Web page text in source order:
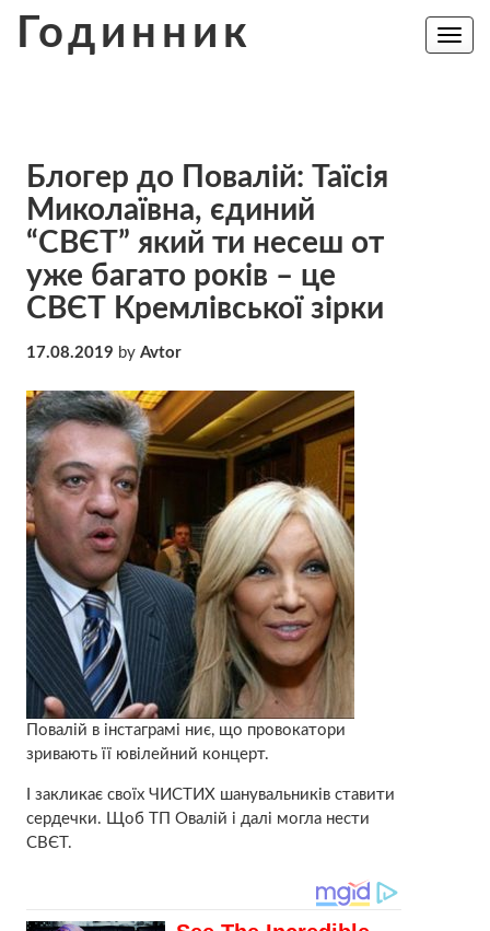
Годинник
Toggle
Блогер до Повалій: Таїсія
Миколаївна, єдиний
“СВЄТ” який ти несеш от
уже багато років – це
СВЄТ Кремлівської зірки
17.08.2019 by Avtor
Повалій в інстаграмі ниє, що провокатори
зривають її ювілейний концерт.
І закликає своїх ЧИСТИХ шанувальників ставити
сердечки. Щоб ТП Овалій і далі могла нести
СВЄТ.